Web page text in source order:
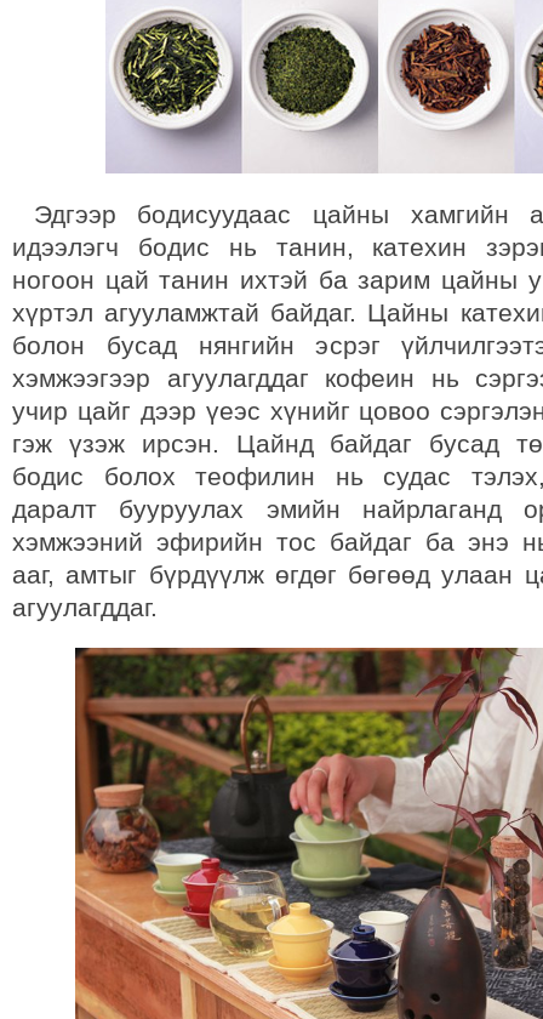
Эдгээр бодисуудаас цайны хамгийн
идээлэгч бодис нь танин, катехин
ногоон цай танин ихтэй ба зарим цайны
хүртэл агууламжтай байдаг. Цайны
болон бусад нянгийн эсрэг
хэмжээгээр агуулагддаг кофеин нь
учир цайг дээр үеэс хүнийг цовоо
гэж үзэж ирсэн. Цайнд байдаг бусад
бодис болох теофилин нь судас
даралт бууруулах эмийн найрлаганд
хэмжээний эфирийн тос байдаг ба энэ
ааг, амтыг бүрдүүлж өгдөг бөгөөд улаан
агуулагддаг.